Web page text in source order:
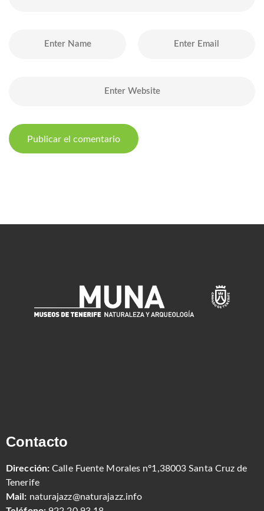
Contacto
Dirección: Calle Fuente Morales nº1,38003 Santa Cruz de
Tenerife
Mail: naturajazz@naturajazz.info